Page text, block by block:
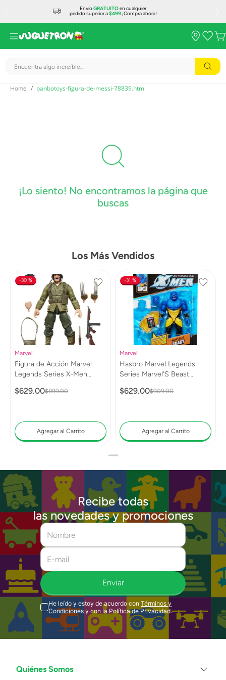
EnvíoGRATUITOen cualquier
pedido superior a$499¡Compra ahora!
Encuentra algo increíble...
banbotoys-figura-de-messi-78839.html
¡Lo siento! No encontramos la página que
buscas
Los Más Vendidos
30 %
Marvel
Figura de Acción Marvel
Legends Series X-Men
G0820
$629.00$899.00
Agregar al Carrito
31 %
Marvel
Hasbro Marvel Legends
Series Marvel'S Beast
$629.00$909.00
Agregar al Carrito
Recibe todas
las novedades y promociones
Enviar
He leído y estoy de acuerdo con Términos y
Condiciones y con la Política de Privacidad.
Quiénes Somos